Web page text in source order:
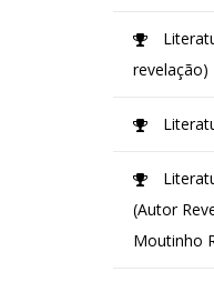
revelação)
(Autor
Moutinho